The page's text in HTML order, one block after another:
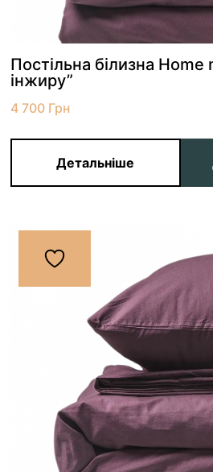
Постільна білизна
інжиру”
4 700 Грн
Детальніше